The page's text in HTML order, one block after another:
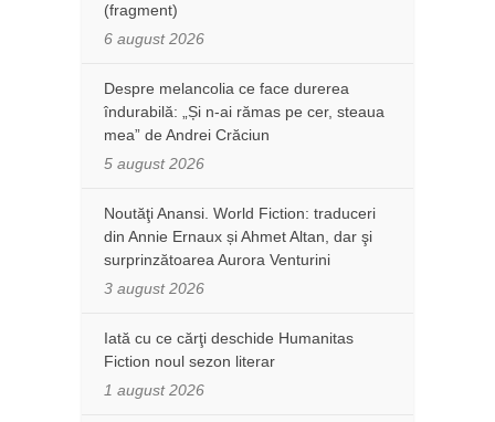
(fragment)
6 august 2026
Despre melancolia ce face durerea
îndurabilă: „Și n-ai rămas pe cer, steaua
mea” de Andrei Crăciun
5 august 2026
Noutăţi Anansi. World Fiction: traduceri
din Annie Ernaux și Ahmet Altan, dar şi
surprinzătoarea Aurora Venturini
3 august 2026
Iată cu ce cărţi deschide Humanitas
Fiction noul sezon literar
1 august 2026